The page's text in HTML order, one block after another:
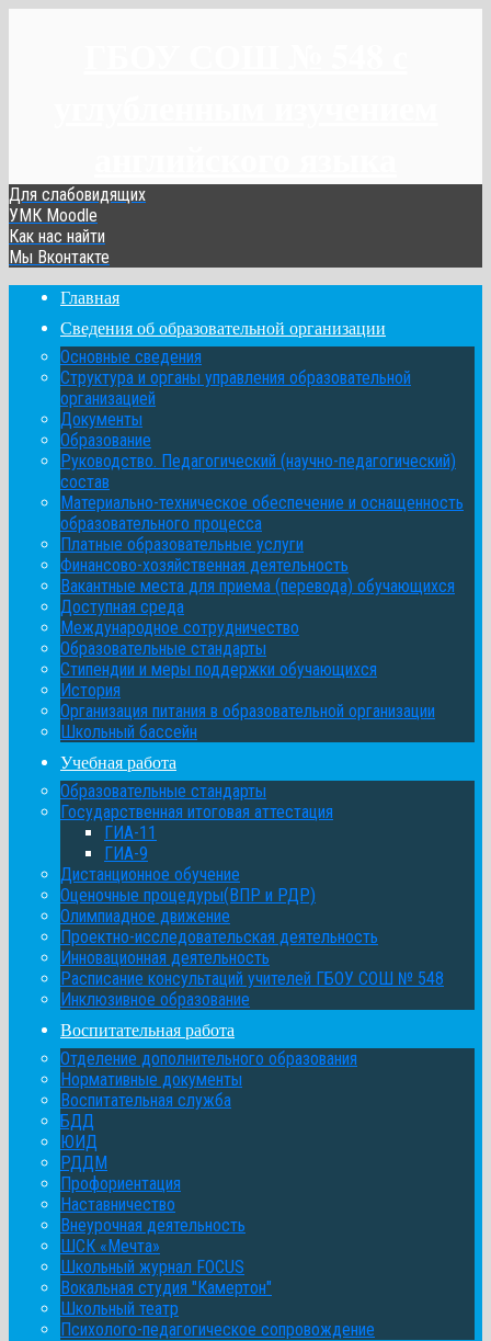
Для слабовидящих
УМК Moodle
Как нас найти
Мы Вконтакте
Главная
Сведения об образовательной организации
Основные сведения
Структура и органы управления образовательной
организацией
Документы
Образование
Руководство. Педагогический (научно-педагогический)
состав
Материально-техническое обеспечение и оснащенность
образовательного процесса
Платные образовательные услуги
Финансово-хозяйственная деятельность
Вакантные места для приема (перевода) обучающихся
Доступная среда
Международное сотрудничество
Образовательные стандарты
Стипендии и меры поддержки обучающихся
История
Организация питания в образовательной организации
Школьный бассейн
Учебная работа
Образовательные стандарты
Государственная итоговая аттестация
ГИА-11
ГИА-9
Дистанционное обучение
Оценочные процедуры(ВПР и РДР)
Олимпиадное движение
Проектно-исследовательская деятельность
Инновационная деятельность
Расписание консультаций учителей ГБОУ СОШ № 548
Инклюзивное образование
Воспитательная работа
Отделение дополнительного образования
Нормативные документы
Воспитательная служба
БДД
ЮИД
РДДМ
Профориентация
Наставничество
Внеурочная деятельность
ШСК «Мечта»
Школьный журнал FOCUS
Вокальная студия "Камертон"
Школьный театр
Психолого-педагогическое сопровождение